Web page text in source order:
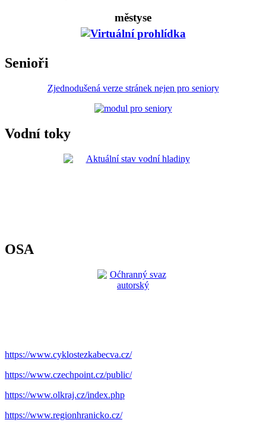
městyse
Senioři
Zjednodušená verze stránek nejen pro seniory
Vodní toky
OSA
https://www.cyklostezkabecva.cz/
https://www.czechpoint.cz/public/
https://www.olkraj.cz/index.php
https://www.regionhranicko.cz/